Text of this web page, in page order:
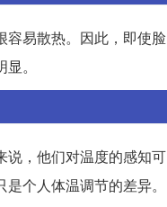
容易散热。因此，即使脸
。
说，他们对温度的感知可
个人体温调节的差异。